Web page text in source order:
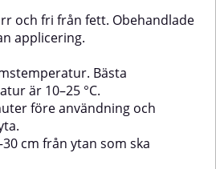
ser
påverka hur färgen fäster och ser
ut.
och fri från fett. Obehandlade
applicering.
Bästa
är 10–25 °C.
före användning och
cm från ytan som ska